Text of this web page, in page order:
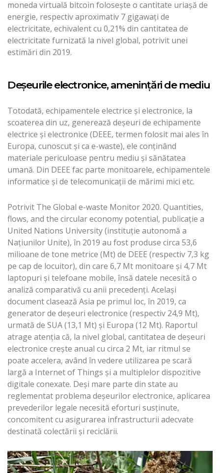
moneda virtuală bitcoin folosește o cantitate uriașă de
energie, respectiv aproximativ 7 gigawați de
electricitate, echivalent cu 0,21% din cantitatea de
electricitate furnizată la nivel global, potrivit unei
estimări din 2019.
Deșeurile electronice, amenințări de mediu
Totodată, echipamentele electrice și electronice, la
scoaterea din uz, generează deșeuri de echipamente
electrice și electronice (DEEE, termen folosit mai ales în
Europa, cunoscut și ca e-waste), ele conținând
materiale periculoase pentru mediu și sănătatea
umană. Din DEEE fac parte monitoarele, echipamentele
informatice și de telecomunicații de mărimi mici etc.
Potrivit The Global e-waste Monitor 2020. Quantities,
flows, and the circular economy potential, publicație a
United Nations University (instituție autonomă a
Națiunilor Unite), în 2019 au fost produse circa 53,6
milioane de tone metrice (Mt) de DEEE (respectiv 7,3 kg
pe cap de locuitor), din care 6,7 Mt monitoare și 4,7 Mt
laptopuri și telefoane mobile, însă datele necesită o
analiză comparativă cu anii precedenți. Același
document clasează Asia pe primul loc, în 2019, ca
generator de deșeuri electronice (respectiv 24,9 Mt),
urmată de SUA (13,1 Mt) și Europa (12 Mt). Raportul
atrage atenția că, la nivel global, cantitatea de deșeuri
electronice crește anual cu circa 2 Mt, iar ritmul se
poate accelera, având în vedere utilizarea pe scară
largă a Internet of Things și a multiplelor dispozitive
digitale conexate. Deși mare parte din state au
reglementat problema deșeurilor electronice, aplicarea
prevederilor legale necesită eforturi susținute,
concomitent cu asigurarea infrastructurii adecvate
destinată colectării și reciclării.